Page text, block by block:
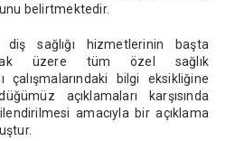
belirtmektedir.
diş sağlığı hizmetlerinin başta
üzere tüm özel sağlık
çalışmalarındaki bilgi eksikliğine
açıklamaları karşısında
amacıyla bir açıklama